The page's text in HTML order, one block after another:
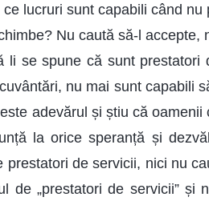
lucruri sunt capabili când nu
Nu caută să-l accepte,
li se spune că sunt prestatori
nu mai sunt capabili
adevărul și știu că oamenii
la orice speranță și
de servicii, nici nu
de „prestatori de servicii” și